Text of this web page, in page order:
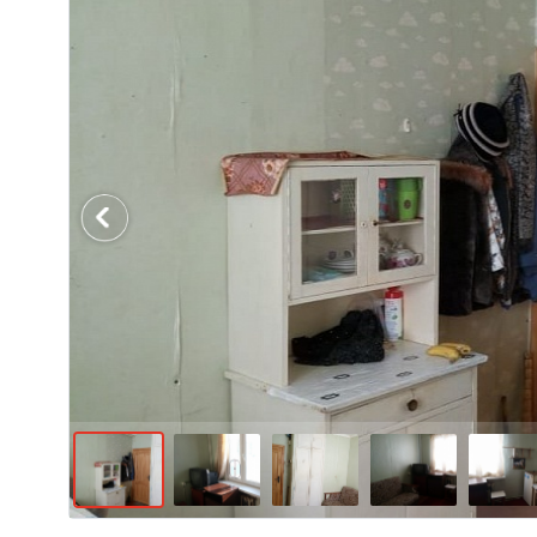
Previous